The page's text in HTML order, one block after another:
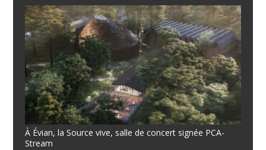
À Évian, la Source vive, salle de concert signée PCA-
Stream